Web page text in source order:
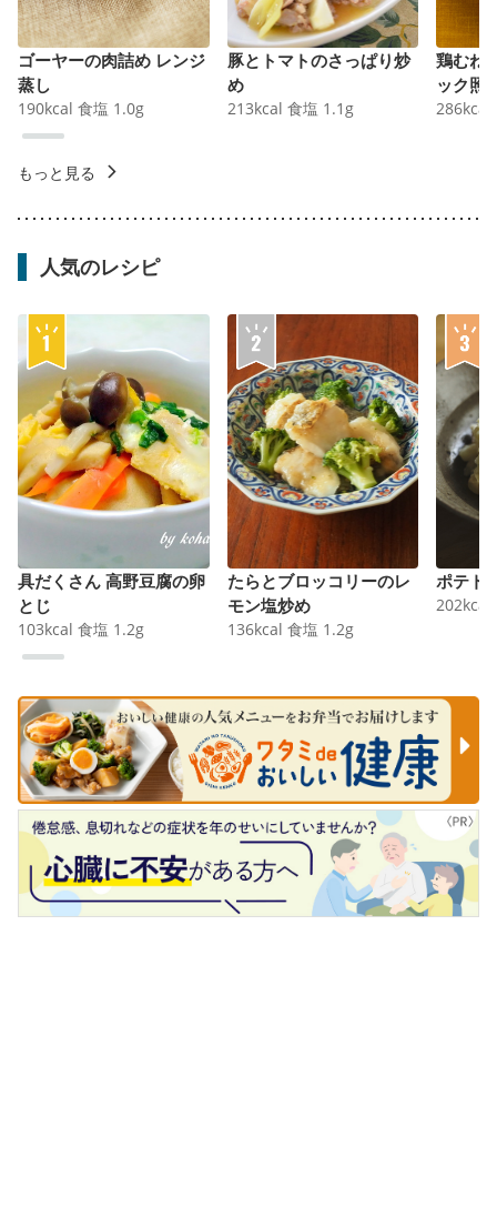
ゴーヤーの肉詰め レンジ
蒸し
190kcal 食塩 1.0g
豚とトマトのさっぱり炒
め
213kcal 食塩 1.1 g
鶏むね
ック照
286kcal
もっと見る
人気のレシピ
具だくさん 高野豆腐の卵
とじ
103kcal 食塩 1.2g
たらとブロッコリーのレ
モン塩炒め
136kcal 食塩 1.2g
ポテト
202kcal